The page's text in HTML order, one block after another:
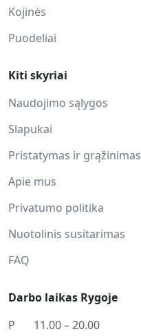
Kojinės
Puodeliai
Kiti skyriai
Naudojimo sąlygos
Slapukai
Pristatymas ir grąžinimas
Apie mus
Privatumo politika
Nuotolinis susitarimas
FAQ
Darbo laikas Rygoje
P
11.00 – 20.00